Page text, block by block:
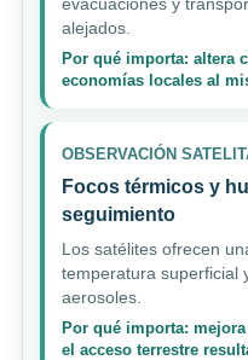
alejados.
Por qué importa: altera
economías locales al
OBSERVACIÓN
Focos térmicos y
seguimiento
Los satélites ofrecen
temperatura superficial
aerosoles.
Por qué importa:
el acceso terrestre